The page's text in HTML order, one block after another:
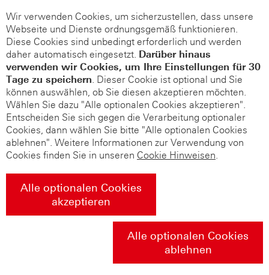
Wir verwenden Cookies, um sicherzustellen, dass unsere
Webseite und Dienste ordnungsgemäß funktionieren.
Diese Cookies sind unbedingt erforderlich und werden
daher automatisch eingesetzt. Darüber hinaus
verwenden wir Cookies, um Ihre Einstellungen für 30
Tage zu speichern. Dieser Cookie ist optional und Sie
können auswählen, ob Sie diesen akzeptieren möchten.
Wählen Sie dazu "Alle optionalen Cookies akzeptieren".
Entscheiden Sie sich gegen die Verarbeitung optionaler
Cookies, dann wählen Sie bitte "Alle optionalen Cookies
ablehnen". Weitere Informationen zur Verwendung von
Cookies finden Sie in unseren Cookie Hinweisen.
Alle optionalen Cookies
akzeptieren
Alle optionalen Cookies
ablehnen